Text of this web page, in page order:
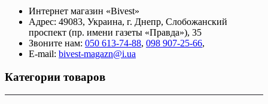
Интернет магазин «Bivest»
Адрес: 49083, Украина, г. Днепр, Слобожанский
проспект (пр. имени газеты «Правда»), 35
Звоните нам: 050 613-74-88, 098 907-25-66,
E-mail: bivest-magazn@i.ua
Категории товаров